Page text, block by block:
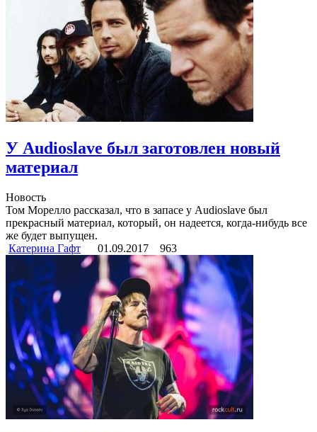
У Audioslave был заготовлен новый
материал
Новость
Том Морелло рассказал, что в запасе у Audioslave был
прекрасный материал, который, он надеется, когда-нибудь все
же будет выпущен.
Катерина Гафт
01.09.2017 963